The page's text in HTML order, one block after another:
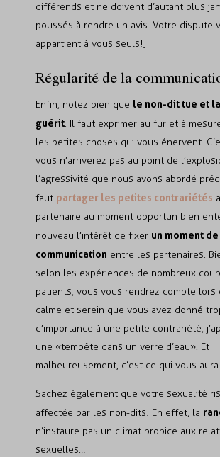
différends et ne doivent d’autant plus
poussés à rendre un avis. Votre dispute
appartient à vous seuls!]
Régularité de la
Enfin, notez bien que le non-dit tue et
guérit. Il faut exprimer au fur et à
les petites choses qui vous énervent.
vous n’arriverez pas au point de
l’agressivité que nous avons abordé
faut partager les petites contrariétés
partenaire au moment opportun bien
nouveau l’intérêt de fixer un moment de
communication entre les partenaires.
selon les expériences de nombreux
patients, vous vous rendrez compte lors
calme et serein que vous avez donné
d’importance à une petite contrariété,
une «tempête dans un verre d’eau». Et
malheureusement, c’est ce qui vous
Sachez également que votre sexualité
affectée par les non-dits! En effet, la
n’instaure pas un climat propice aux
sexuelles…